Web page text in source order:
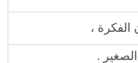
الفكرة ،
.